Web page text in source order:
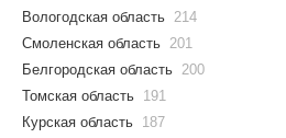
Вологодская область 214
Смоленская область 201
Белгородская область 200
Томская область 191
Курская область 187